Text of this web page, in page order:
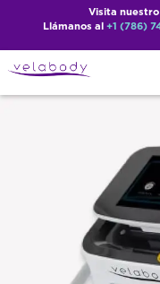
Visita nuestro
Llámanos al +1 (786)